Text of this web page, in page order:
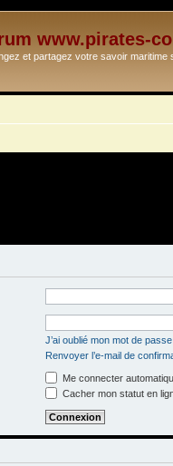
www.pirates-
et partagez votre savoir
J’ai oublié mon mot de passe
Renvoyer l’e-mail de
Me connecter
Cacher mon statut en